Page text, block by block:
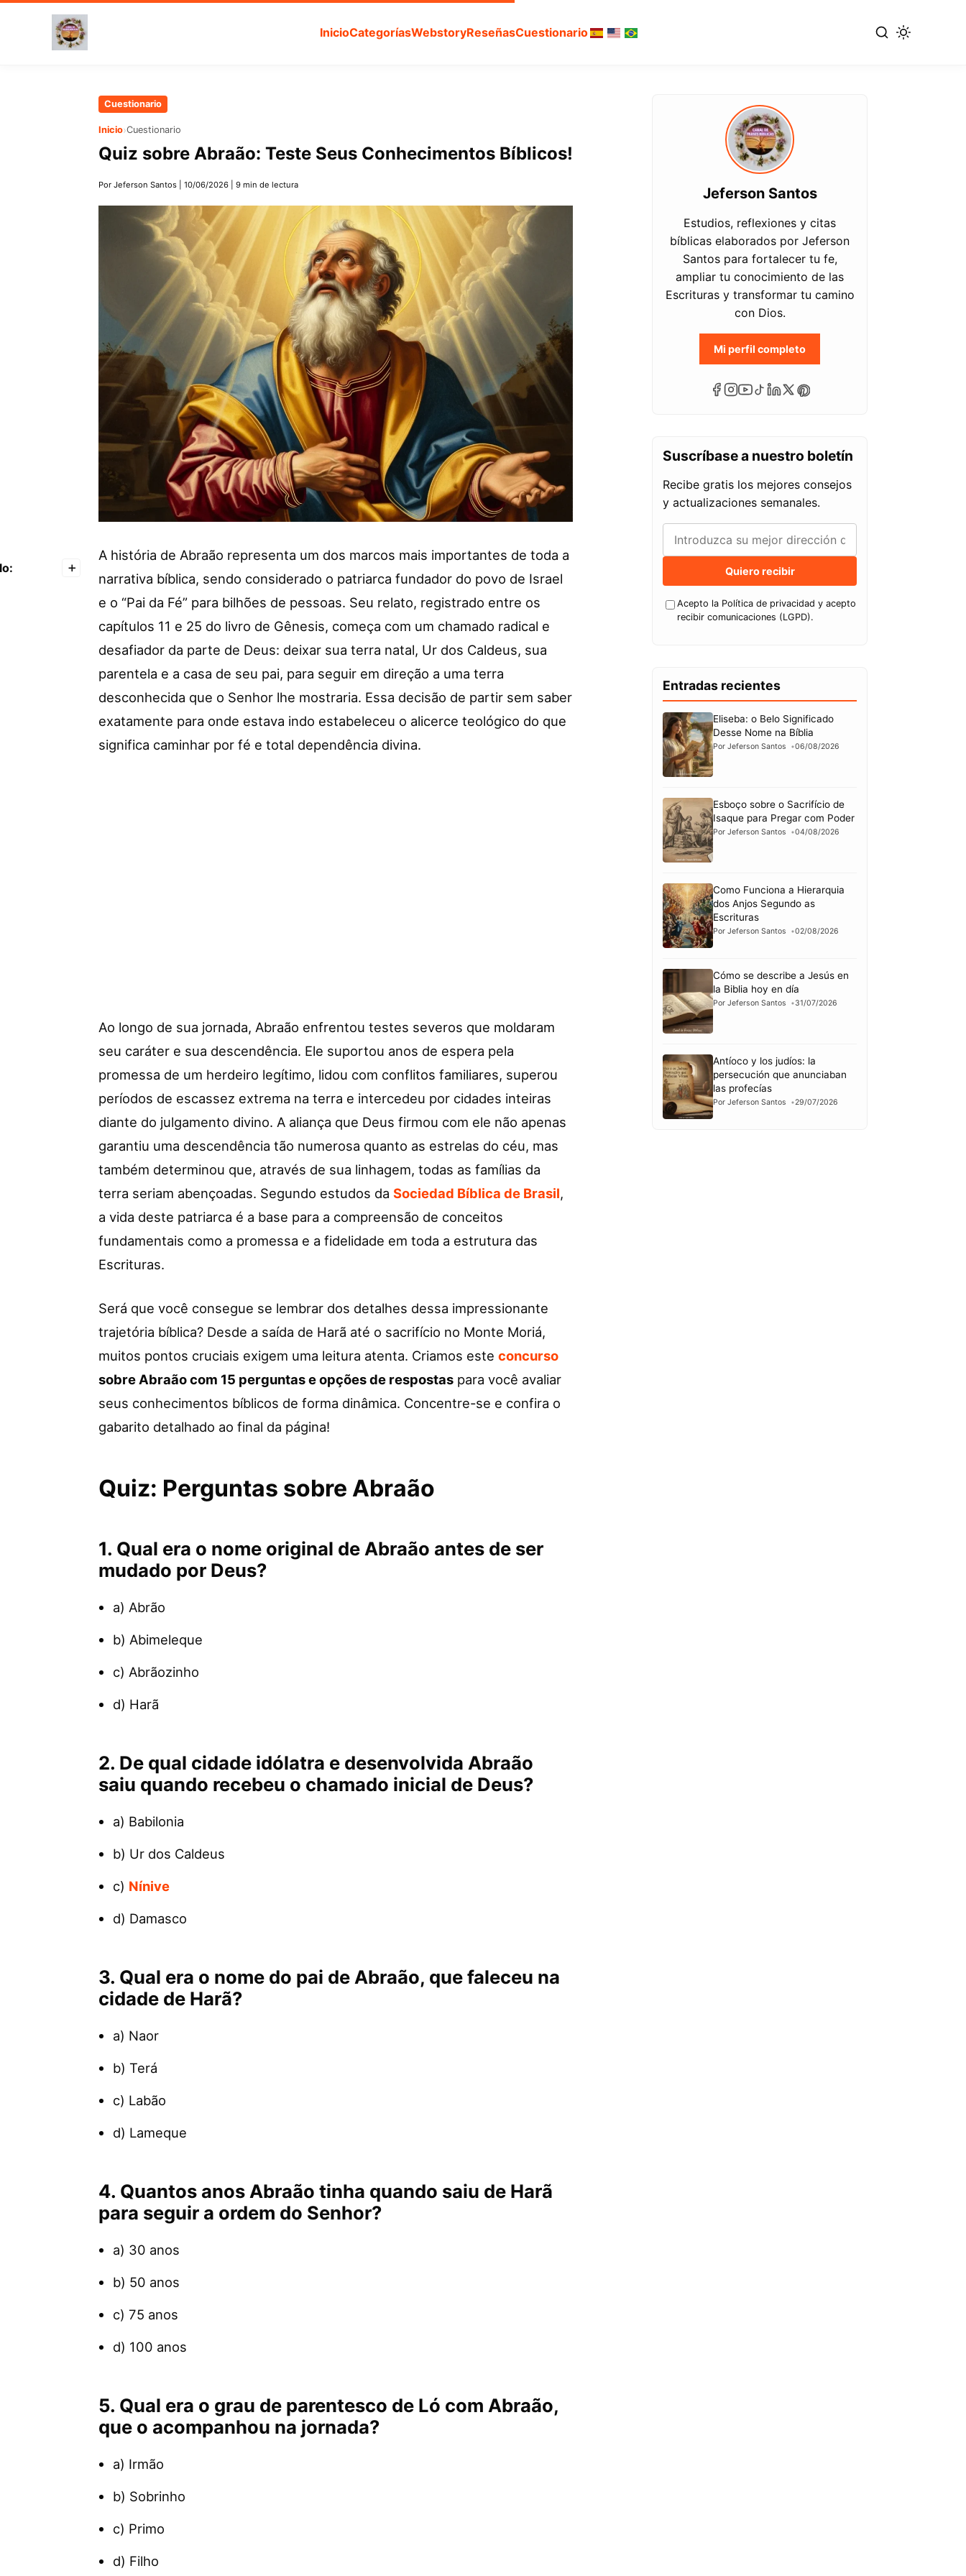
InicioCategoríasWebstoryReseñasCuestionario
Cuestionario
Inicio›Cuestionario
Quiz sobre Abraão: Teste Seus Conhecimentos Bíblicos!
Por Jeferson Santos 10/06/2026 9 min de lectura
+
A história de Abraão representa um dos marcos mais importantes de toda a
narrativa bíblica, sendo considerado o patriarca fundador do povo de Israel
e o “Pai da Fé” para bilhões de pessoas. Seu relato, registrado entre os
capítulos 11 e 25 do livro de Gênesis, começa com um chamado radical e
desafiador da parte de Deus: deixar sua terra natal, Ur dos Caldeus, sua
parentela e a casa de seu pai, para seguir em direção a uma terra
desconhecida que o Senhor lhe mostraria. Essa decisão de partir sem saber
exatamente para onde estava indo estabeleceu o alicerce teológico do que
significa caminhar por fé e total dependência divina.
Ao longo de sua jornada, Abraão enfrentou testes severos que moldaram
seu caráter e sua descendência. Ele suportou anos de espera pela
promessa de um herdeiro legítimo, lidou com conflitos familiares, superou
períodos de escassez extrema na terra e intercedeu por cidades inteiras
diante do julgamento divino. A aliança que Deus firmou com ele não apenas
garantiu uma descendência tão numerosa quanto as estrelas do céu, mas
também determinou que, através de sua linhagem, todas as famílias da
terra seriam abençoadas. Segundo estudos da Sociedad Bíblica de Brasil,
a vida deste patriarca é a base para a compreensão de conceitos
fundamentais como a promessa e a fidelidade em toda a estrutura das
Escrituras.
Será que você consegue se lembrar dos detalhes dessa impressionante
trajetória bíblica? Desde a saída de Harã até o sacrifício no Monte Moriá,
muitos pontos cruciais exigem uma leitura atenta. Criamos este concurso
sobre Abraão com 15 perguntas e opções de respostas para você avaliar
seus conhecimentos bíblicos de forma dinâmica. Concentre-se e confira o
gabarito detalhado ao final da página!
Quiz: Perguntas sobre Abraão
1. Qual era o nome original de Abraão antes de ser
mudado por Deus?
a) Abrão
b) Abimeleque
c) Abrãozinho
d) Harã
2. De qual cidade idólatra e desenvolvida Abraão
saiu quando recebeu o chamado inicial de Deus?
a) Babilonia
b) Ur dos Caldeus
c) Nínive
d) Damasco
3. Qual era o nome do pai de Abraão, que faleceu na
cidade de Harã?
a) Naor
b) Terá
c) Labão
d) Lameque
4. Quantos anos Abraão tinha quando saiu de Harã
para seguir a ordem do Senhor?
a) 30 anos
b) 50 anos
c) 75 anos
d) 100 anos
5. Qual era o grau de parentesco de Ló com Abraão,
que o acompanhou na jornada?
a) Irmão
b) Sobrinho
c) Primo
d) Filho
Jeferson Santos
Estudios, reflexiones y citas
bíblicas elaborados por Jeferson
Santos para fortalecer tu fe,
ampliar tu conocimiento de las
Escrituras y transformar tu camino
con Dios.
Mi perfil completo
Suscríbase a nuestro boletín
Recibe gratis los mejores consejos
y actualizaciones semanales.
Quiero recibir
Acepto la Política de privacidad y acepto
recibir comunicaciones (LGPD).
Entradas recientes
Eliseba: o Belo Significado
Desse Nome na Bíblia
Por Jeferson Santos 06/08/2026
Esboço sobre o Sacrifício de
Isaque para Pregar com Poder
Por Jeferson Santos 04/08/2026
Como Funciona a Hierarquia
dos Anjos Segundo as
Escrituras
Por Jeferson Santos 02/08/2026
Cómo se describe a Jesús en
la Biblia hoy en día
Por Jeferson Santos 31/07/2026
Antíoco y los judíos: la
persecución que anunciaban
las profecías
Por Jeferson Santos 29/07/2026